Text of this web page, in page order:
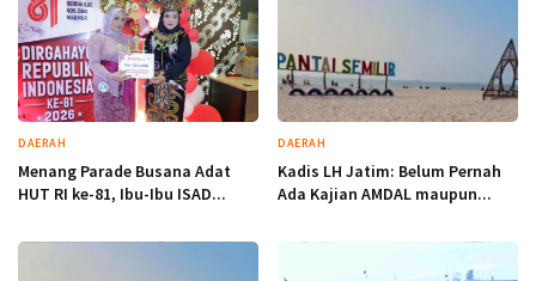
DAERAH
Menang Parade Busana Adat
HUT RI ke-81, Ibu-Ibu ISAD...
DAERAH
Kadis LH Jatim: Belum Pernah
Ada Kajian AMDAL maupun...